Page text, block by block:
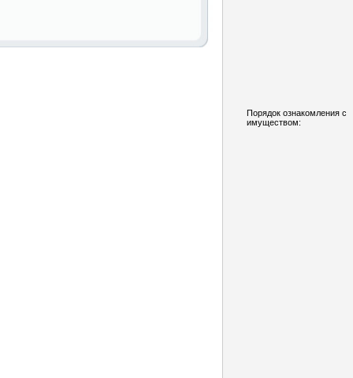
Порядок ознакомления с
имуществом: